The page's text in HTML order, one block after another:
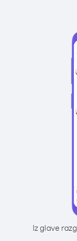
Iz glave